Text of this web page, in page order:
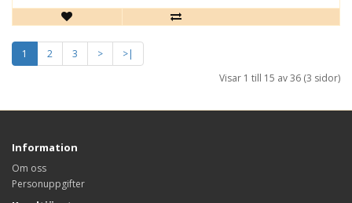
1 2 3 >
>|
Visar 1 till 15 av 36 (3 sidor)
Information
Om oss
Personuppgifter